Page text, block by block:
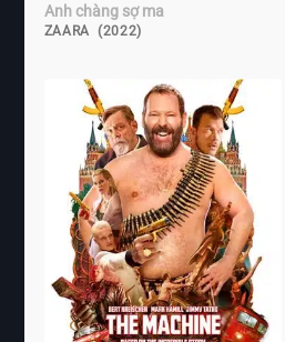
Anh chàng sợ ma
ZAARA (2022)